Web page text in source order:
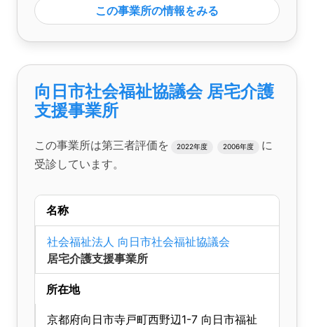
この事業所の情報をみる
向日市社会福祉協議会 居宅介護
支援事業所
この事業所は第三者評価を 2022年度 2006年度
に
受診しています。
名称
社会福祉法人 向日市社会福祉協議会
居宅介護支援事業所
所在地
京都府向日市寺戸町西野辺1-7 向日市福祉